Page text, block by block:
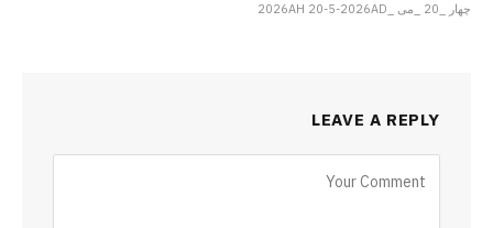
چهار _20 _می _2026AH 20-5-2026AD
LEAVE A REPLY